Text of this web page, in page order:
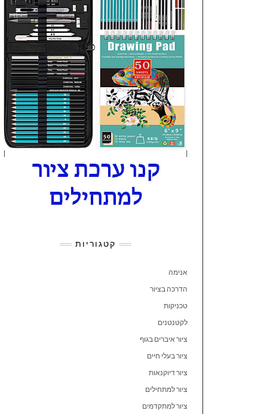
קטגוריות
אנימה
הדרכה בציור
טכניקות
לקטנטנים
ציור איברים בגוף
ציור בעלי חיים
ציור דיוקנאות
ציור למתחילים
ציור למתקדמים